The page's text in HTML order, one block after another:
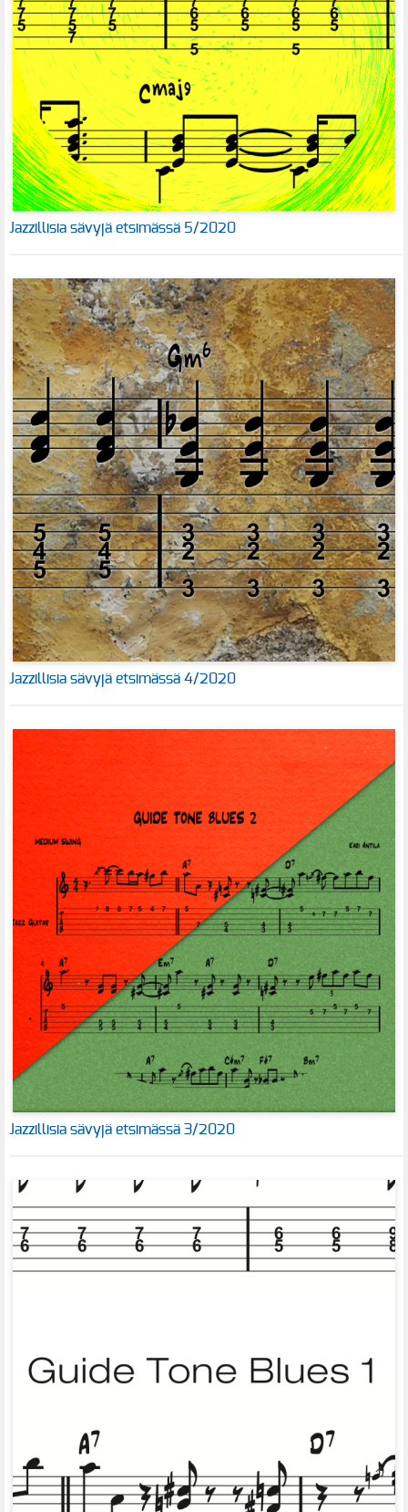
Jazzillisia sävyjä etsimässä 5/2020
Jazzillisia sävyjä etsimässä 4/2020
Jazzillisia sävyjä etsimässä 3/2020